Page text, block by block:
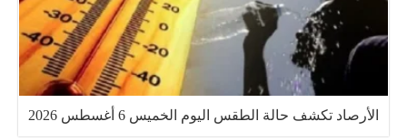
الأرصاد تكشف حالة الطقس اليوم الخميس 6 أغسطس 2026